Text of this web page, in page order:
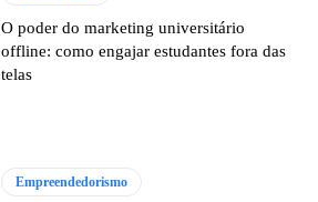
O poder do marketing universitário
offline: como engajar estudantes fora das
telas
Empreendedorismo